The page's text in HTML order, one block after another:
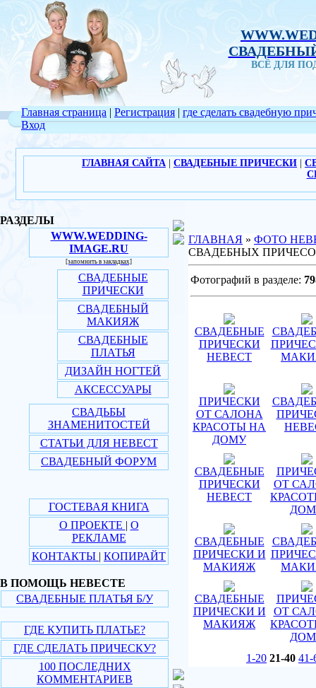
ВСЁ ДЛЯ
Главная страница | Регистрация |
Вход
где сделать свадебную
ГЛАВНАЯ САЙТА СВАДЕБНЫЕ ПРИЧЕСКИ
РАЗДЕЛЫ
WWW.WEDDING-
IMAGE.RU
[запомнить в закладках]
СВАДЕБНЫЕ
ПРИЧЕСКИ
СВАДЕБНЫЙ
МАКИЯЖ
СВАДЕБНЫЕ
ПЛАТЬЯ
ДИЗАЙН НОГТЕЙ
АКСЕССУАРЫ
СВАДЬБЫ
ЗНАМЕНИТОСТЕЙ
СТАТЬИ ДЛЯ НЕВЕСТ
СВАДЕБНЫЙ ФОРУМ
ГОСТЕВАЯ КНИГА
О ПРОЕКТЕ | О
РЕКЛАМЕ
КОНТАКТЫ | КОПИРАЙТ
В ПОМОЩЬ НЕВЕСТЕ
СВАДЕБНЫЕ ПЛАТЬЯ Б/У
ГДЕ КУПИТЬ ПЛАТЬЕ?
ГДЕ СДЕЛАТЬ ПРИЧЕСКУ?
100 ПОСЛЕДНИХ
КОММЕНТАРИЕВ
ГЛАВНАЯ » ФОТО
СВАДЕБНЫХ
Фотографий в разделе:
СВАДЕБНЫЕ
ПРИЧЕСКИ
НЕВЕСТ
ПРИЧЕСКИ
ОТ САЛОНА
КРАСОТЫ НА
ДОМУ
СВАДЕБНЫЕ
ПРИЧЕСКИ
НЕВЕСТ
ОТ
СВАДЕБНЫЕ
ПРИЧЕСКИ И
МАКИЯЖ
СВАДЕБНЫЕ
ПРИЧЕСКИ И
МАКИЯЖ
ОТ
1-20 21-40 41-